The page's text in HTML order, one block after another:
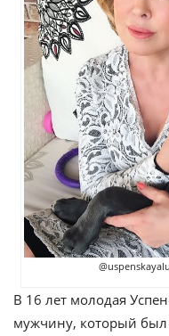
В 16 лет молодая
мужчину, который был